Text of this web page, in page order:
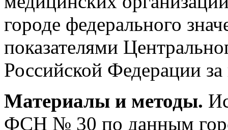
городе федерального
показателями
Российской Федерации
Материалы и методы.
ФСН № 30 по данным